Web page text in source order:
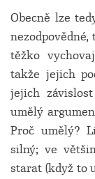
Obecně lze
těžko
takže jejich
jejich
umělý
Proč umělý?
silný; ve
starat (když to